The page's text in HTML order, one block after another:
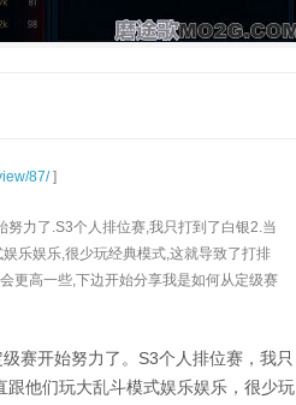
87/]
力了.S3个人排位赛,我只打到了白银2.当
乐娱乐,很少玩经典模式,这就导致了打排
更高一些,下边开始分享我是如何从定级赛
赛开始努力了。S3个人排位赛，我只
他们玩大乱斗模式娱乐娱乐，很少玩